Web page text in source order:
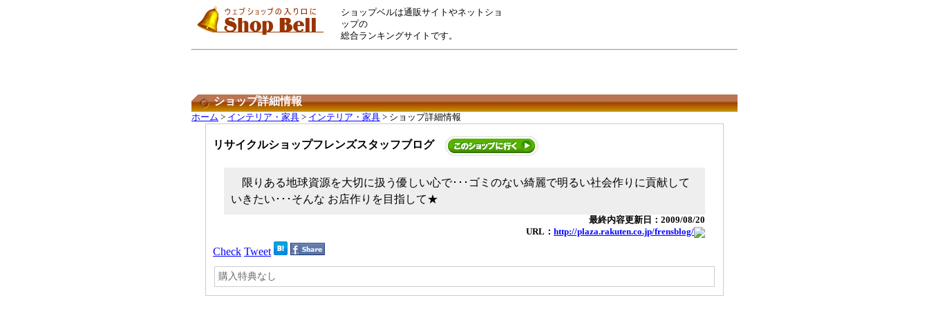
ショップベルは通販サイトやネットショ
ップの
総合ランキングサイトです。
ショップ詳細情報
ホーム > インテリア・家具 > インテリア・家具 > ショップ詳細情報
リサイクルショップフレンズスタッフブログ
限りある地球資源を大切に扱う優しい心で･･･ゴミのない綺麗で明るい社会作りに貢献して
いきたい･･･そんな お店作りを目指して★
最終内容更新日：2009/08/20
URL： http://plaza.rakuten.co.jp/frensblog/
Check Tweet
購入特典なし